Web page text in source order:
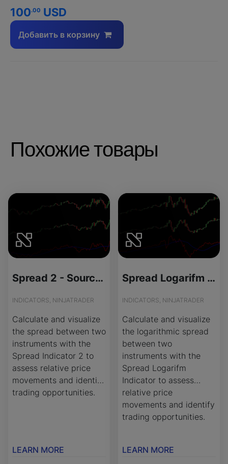
100.00 USD
Добавить в корзину
Похожие товары
Spread 2 - Source Code
INDICATORS, NINJATRADER
Calculate and visualize
the spread between two
instruments with the
Spread Indicator 2 to
assess relative price
movements and identify
trading opportunities.
LEARN MORE
Spread Logarifm - License Version
INDICATORS, NINJATRADER
Calculate and visualize
the logarithmic spread
between two
instruments with the
Spread Logarifm
Indicator to assess
relative price
movements and identify
trading opportunities.
LEARN MORE